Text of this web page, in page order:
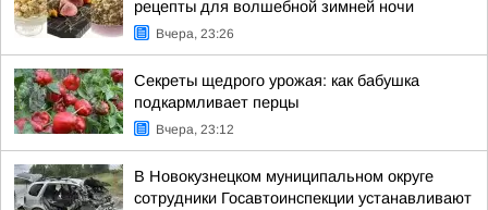
рецепты для волшебной зимней ночи
Вчера, 23:26
Секреты щедрого урожая: как бабушка
подкармливает перцы
Вчера, 23:12
В Новокузнецком муниципальном округе
сотрудники Госавтоинспекции устанавливают